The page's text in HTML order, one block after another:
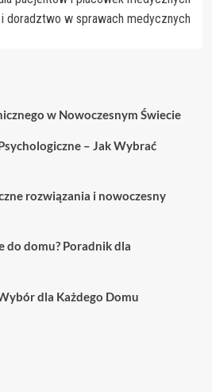
doradztwo w sprawach medycznych
w Nowoczesnym Świecie
– Jak Wybrać
rozwiązania i nowoczesny
do domu? Poradnik dla
dla Każdego Domu